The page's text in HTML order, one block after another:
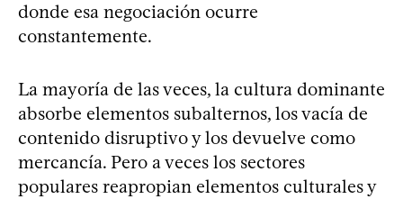
donde esa negociación ocurre
constantemente.
La mayoría de las veces, la cultura dominante
absorbe elementos subalternos, los vacía de
contenido disruptivo y los devuelve como
mercancía. Pero a veces los sectores
populares reapropian elementos culturales y